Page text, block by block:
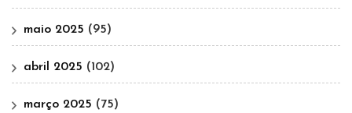
maio 2025 (95)
abril 2025 (102)
março 2025 (75)